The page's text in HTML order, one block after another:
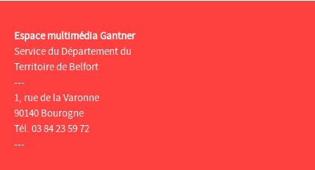
Espace multimédia Gantner
Service du Département du
Territoire de Belfort
---
1, rue de la Varonne
90140 Bourogne
Tél. 03 84 23 59 72
---